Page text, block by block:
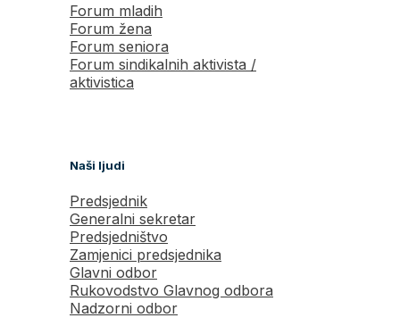
Forum mladih
Forum žena
Forum seniora
Forum sindikalnih aktivista /
aktivistica
Naši ljudi
Predsjednik
Generalni sekretar
Predsjedništvo
Zamjenici predsjednika
Glavni odbor
Rukovodstvo Glavnog odbora
Nadzorni odbor